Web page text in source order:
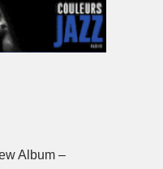
Album –